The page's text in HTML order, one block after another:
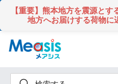
【重要】熊本地方を震源とす
地方へお届けする荷物に